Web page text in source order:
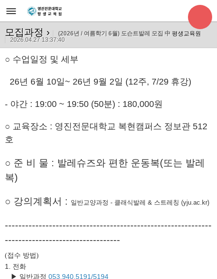
모집과정 › (2026년 / 여름학기 6월) 도슨트발레 모집 中 평생교육원
2026.04.27 13:37:40
○ 수업일정 및 세부
26년 6월 10일~ 26년 9월 2일 (12주, 7/29 휴강)
- 야간 : 19:00 ~ 19:50 (50분) : 180,000원
○ 교육장소 : 영진전문대학교 복현캠퍼스 정보관 512
호
○ 준 비 물 : 발레슈즈와 편한 운동복(또는 발레
복)
○ 강의계획서 : 일반교양과정 - 클래식발레 & 스트레칭 (yju.ac.kr)
-------------------------------------------------------------
----------------------------------
(접수 방법)
1. 전화
▶ 일반과정 053.940.5191/5194